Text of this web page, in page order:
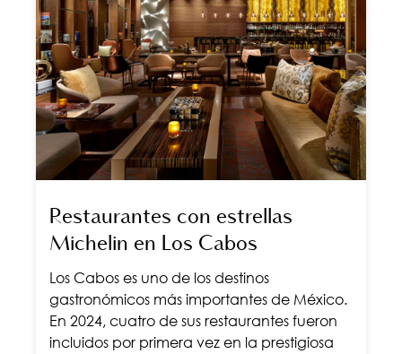
Restaurantes con estrellas
Michelin en Los Cabos
Los Cabos es uno de los destinos
gastronómicos más importantes de México.
En 2024, cuatro de sus restaurantes fueron
incluidos por primera vez en la prestigiosa